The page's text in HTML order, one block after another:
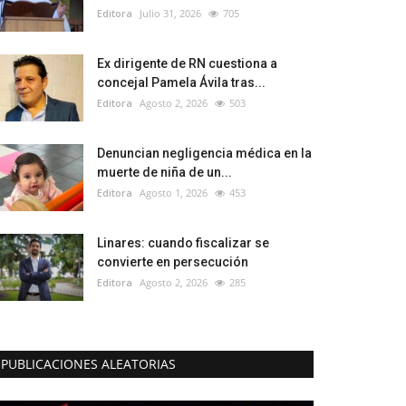
Editora Julio 31, 2026 705
Ex dirigente de RN cuestiona a
concejal Pamela Ávila tras...
Editora Agosto 2, 2026 503
Denuncian negligencia médica en la
muerte de niña de un...
Editora Agosto 1, 2026 453
Linares: cuando fiscalizar se
convierte en persecución
Editora Agosto 2, 2026 285
PUBLICACIONES ALEATORIAS